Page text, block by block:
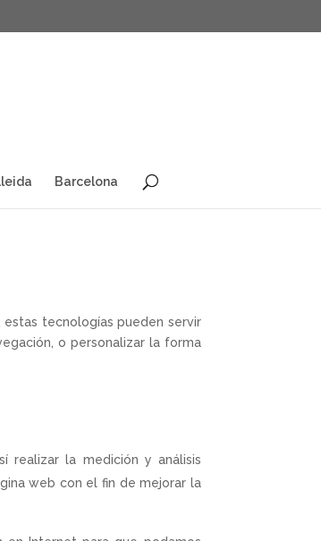
Barcelona
estas tecnologías pueden servir
o personalizar la forma
realizar la medición y análisis
web con el fin de mejorar la